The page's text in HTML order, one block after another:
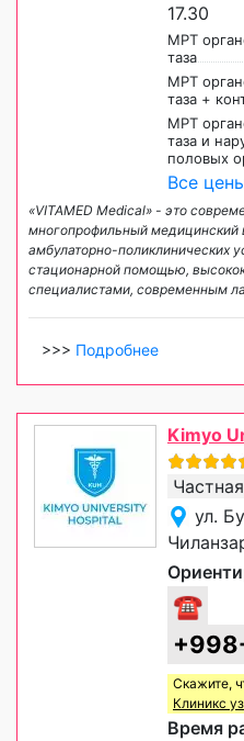
17.30
МРТ
таза
МРТ
таза +
МРТ
таза и
половых
Все
«VITAMED Medical» - это
многопрофильный медицинский
амбулаторно-поликлинических
стационарной помощью,
специалистами, современным
>>> Подробнее
Kimyo
ул.
☎
Скажите,
Клиникс уз
Время